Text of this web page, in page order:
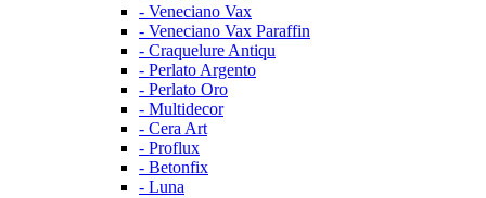
- Veneciano Vax
- Veneciano Vax Paraffin
- Craquelure Antiqu
- Perlato Argento
- Perlato Oro
- Multidecor
- Cera Art
- Proflux
- Betonfix
- Luna